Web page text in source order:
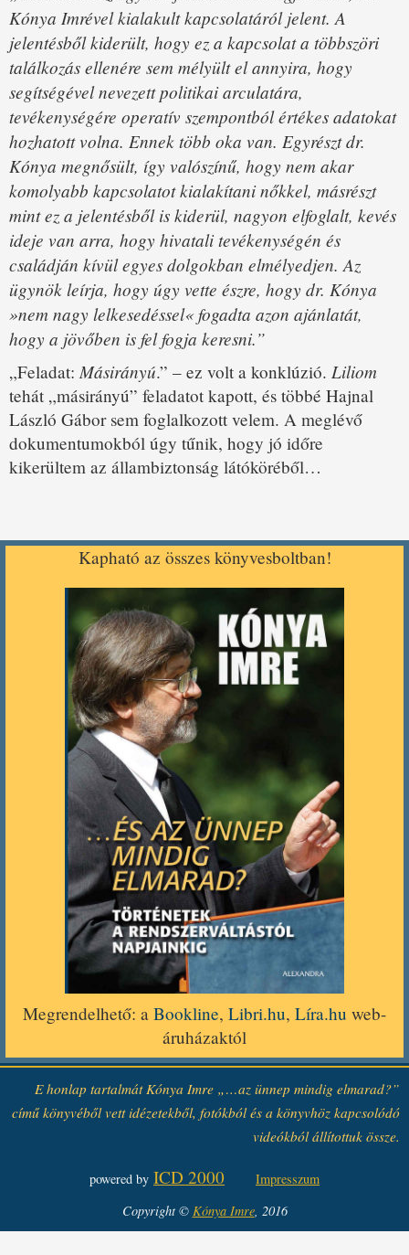
Kónya Imrével kialakult kapcsolatáról jelent. A
jelentésből kiderült, hogy ez a kapcsolat a többszöri
találkozás ellenére sem mélyült el annyira, hogy
segítségével nevezett politikai arculatára,
tevékenységére operatív szempontból értékes adatokat
hozhatott volna. Ennek több oka van. Egyrészt dr.
Kónya megnősült, így valószínű, hogy nem akar
komolyabb kapcsolatot kialakítani nőkkel, másrészt
mint ez a jelentésből is kiderül, nagyon elfoglalt, kevés
ideje van arra, hogy hivatali tevékenységén és
családján kívül egyes dolgokban elmélyedjen. Az
ügynök leírja, hogy úgy vette észre, hogy dr. Kónya
»nem nagy lelkesedéssel« fogadta azon ajánlatát,
hogy a jövőben is fel fogja keresni.”
„Feladat: Másirányú.” – ez volt a konklúzió. Liliom
tehát „másirányú” feladatot kapott, és többé Hajnal
László Gábor sem foglalkozott velem. A meglévő
dokumentumokból úgy tűnik, hogy jó időre
kikerültem az állambiztonság látóköréből…
Kapható az összes könyvesboltban!
Megrendelhető: a Bookline, Libri.hu, Líra.hu web-
áruházaktól
E honlap tartalmát Kónya Imre „…az ünnep mindig elmarad?”
című könyvéből vett idézetekből, fotókból és a könyvhöz kapcsolódó
videókból állítottuk össze.
powered by ICD 2000
Impresszum
Copyright © Kónya Imre, 2016